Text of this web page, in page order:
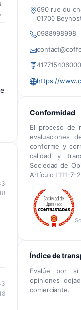
690 rue du
01700 Beynost
0988998998
https://
Conformidad
El proceso de
evaluaciones
conforme y
calidad y
Sociedad de
Artículo L111-7-
Índice de
Evalúe por
opiniones
comerciante.